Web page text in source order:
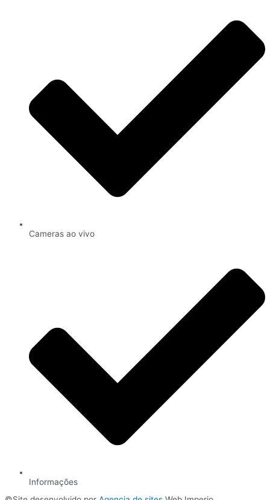
Cameras ao vivo
Informações